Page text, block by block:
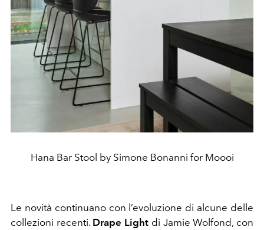
Hana Bar Stool by Simone Bonanni for Moooi
Le novità continuano con l’evoluzione di alcune delle
collezioni recenti. Drape Light di Jamie Wolfond, con